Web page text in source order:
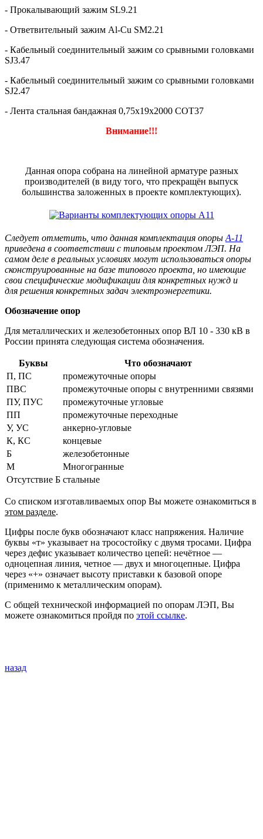
- Прокалывающий зажим SL9.21
- Ответвительный зажим Al-Cu SM2.21
- Кабельный соединительный зажим со срывными головками
SJ3.47
- Кабельный соединительный зажим со срывными головками
SJ2.47
- Лента стальная бандажная 0,75х19х2000 СОТ37
­Внимание!!!
Данная опора собрана на линейной арматуре разных
производителей (в виду того, что прекращён выпуск
большинства заложенных в проекте комплектующих).
Следует отметить, что данная комплектация опорыА-11
приведена в соответствии с типовым проектом ЛЭП. На
самом деле в реальных условиях могут использоваться опоры
сконструированные на базе типового проекта, но имеющие
свои специфические модификации для конкретных нужд и
для решения конкретных задач электроэнергетики.
Обозначение опор
Для металлических и железобетонных опор ВЛ 10 - 330 кВ в
России принята следующая система обозначения.
Буквы
Что обозначают
П, ПС
промежуточные опоры
ПВС
промежуточные опоры с внутренними связями
ПУ, ПУС
промежуточные угловые
ПП
промежуточные переходные
У, УС
анкерно-угловые
К, КС
концевые
Б
железобетонные
М
Многогранные
Отсутствие Б стальные
Со списком изготавливаемых опор Вы можете ознакомиться в
этом разделе.
Цифры после букв обозначают класс напряжения. Наличие
буквы «т» указывает на тросостойку с двумя тросами. Цифра
через дефис указывает количество цепей: нечётное —
одноцепная линия, четное — двух и многоцепные. Цифра
через «+» означает высоту приставки к базовой опоре
(применимо к металлическим опорам).
С общей технической информацией по опорам ЛЭП, Вы
можете ознакомиться пройдя по этой ссылке.
назад